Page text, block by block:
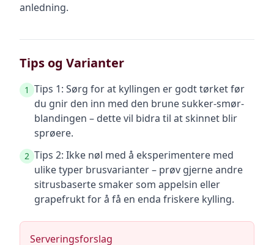
anledning.
Tips og Varianter
1 Tips 1: Sørg for at kyllingen er godt tørket før
du gnir den inn med den brune sukker-smør-
blandingen – dette vil bidra til at skinnet blir
sprøere.
2 Tips 2: Ikke nøl med å eksperimentere med
ulike typer brusvarianter – prøv gjerne andre
sitrusbaserte smaker som appelsin eller
grapefrukt for å få en enda friskere kylling.
Serveringsforslag